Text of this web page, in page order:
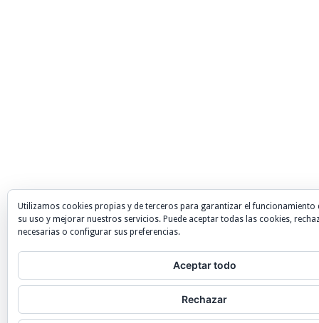
Utilizamos cookies propias y de terceros para garantizar el funcionamiento
su uso y mejorar nuestros servicios. Puede aceptar todas las cookies,
necesarias o configurar sus preferencias.
Aceptar todo
Rechazar